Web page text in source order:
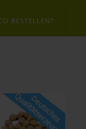
BESTELLEN?